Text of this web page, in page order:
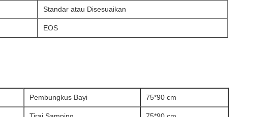
Standar atau Disesuaikan
EOS
Pembungkus Bayi 75*90 cm